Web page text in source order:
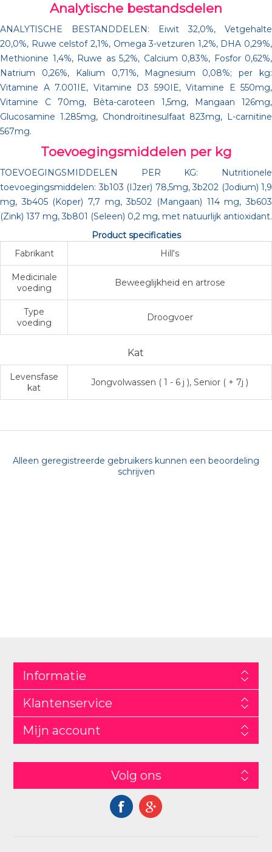
Analytische bestandsdelen
ANALYTISCHE BESTANDDELEN: Eiwit 32,0%, Vetgehalte
20,0%, Ruwe celstof 2,1%, Omega 3-vetzuren 1,2%, DHA 0,29%,
Methionine 1,4%, Ruwe as 5,2%, Calcium 0,83%, Fosfor 0,62%,
Natrium 0,26%, Kalium 0,71%, Magnesium 0,08%; per kg:
Vitamine A 7.001IE, Vitamine D3 590IE, Vitamine E 550mg,
Vitamine C 70mg, Bèta-caroteen 1,5mg, Mangaan 126mg,
Glucosamine 1.285mg, Chondroïtinesulfaat 823mg, L-carnitine
567mg.
Toevoegingsmiddelen per kg
TOEVOEGINGSMIDDELEN PER KG: Nutritionele
toevoegingsmiddelen: 3b103 (IJzer) 78,5mg, 3b202 (Jodium) 1,9
mg, 3b405 (Koper) 7,7 mg, 3b502 (Mangaan) 114 mg, 3b603
(Zink) 137 mg, 3b801 (Seleen) 0,2 mg, met natuurlijk antioxidant.
Product specificaties
Fabrikant
Hill's
Medicinale
voeding
Beweeglijkheid en artrose
Type
voeding
Droogvoer
Kat
Levensfase
kat
Jongvolwassen ( 1 - 6 j ), Senior ( + 7j )
Alleen geregistreerde gebruikers kunnen een beoordeling
schrijven
Informatie
Klantenservice
Mijn account
Volg ons